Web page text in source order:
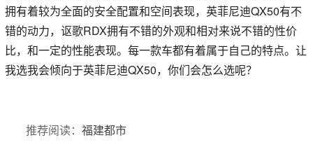
拥有着较为全面的安全配置和空间表现，英菲尼迪QX50有不
错的动力，讴歌RDX拥有不错的外观和相对来说不错的性价
比，和一定的性能表现。每一款车都有着属于自己的特点。让
我选我会倾向于英菲尼迪QX50，你们会怎么选呢？
推荐阅读：福建都市